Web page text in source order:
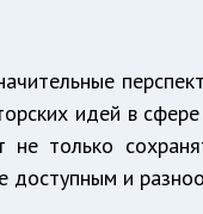
идей в сфере
только
доступным и